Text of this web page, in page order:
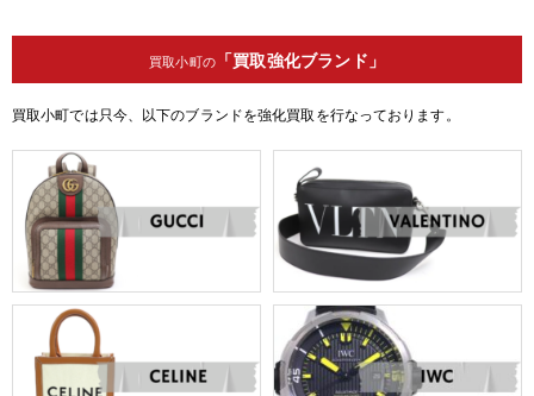
買取小町の「買取強化ブランド」
買取小町では只今、以下のブランドを強化買取を行なっております。